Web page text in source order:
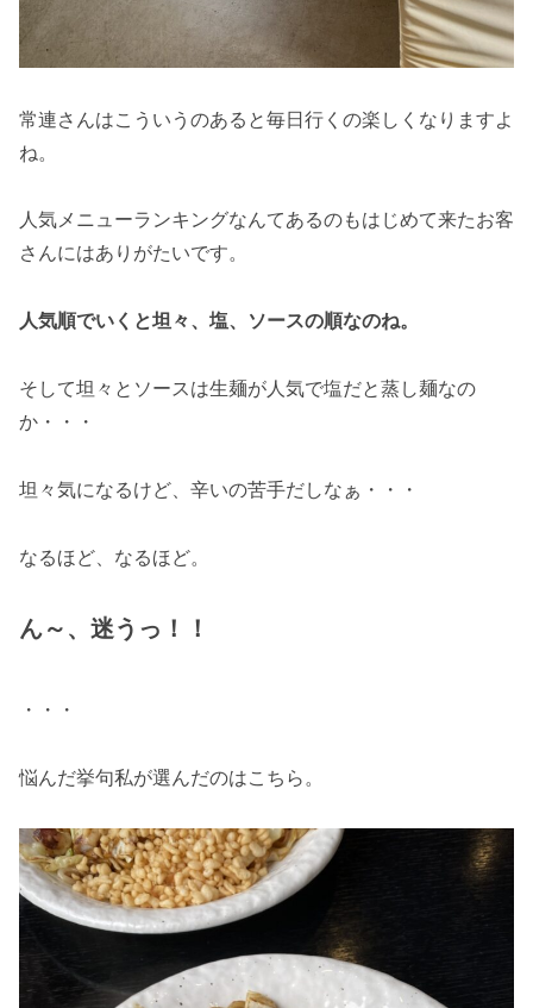
常連さんはこういうのあると毎日行くの楽しくなりますよ
ね。
人気メニューランキングなんてあるのもはじめて来たお客
さんにはありがたいです。
人気順でいくと坦々、塩、ソースの順なのね。
そして坦々とソースは生麺が人気で塩だと蒸し麺なの
か・・・
坦々気になるけど、辛いの苦手だしなぁ・・・
なるほど、なるほど。
ん～、迷うっ！！
・・・
悩んだ挙句私が選んだのはこちら。